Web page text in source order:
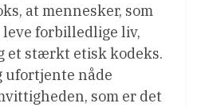
at mennesker, som
forbilledlige liv,
et stærkt etisk kodeks.
ufortjente nåde
som er det